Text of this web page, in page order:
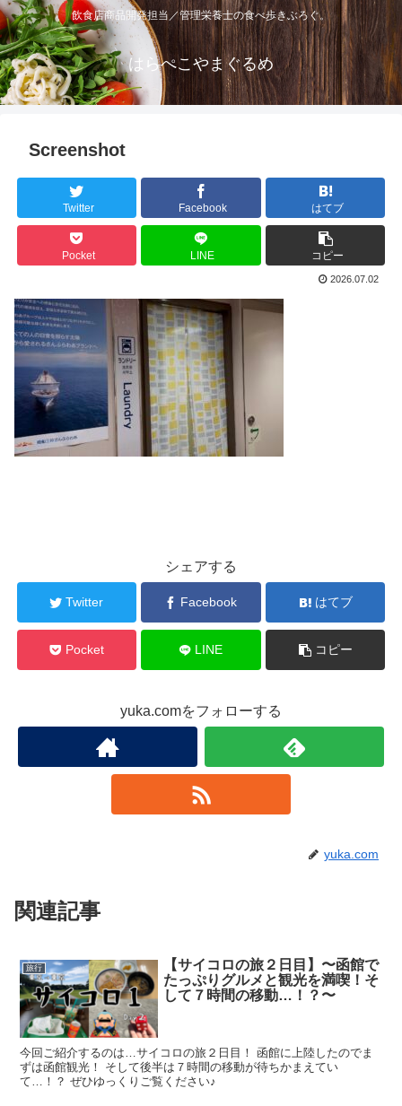
飲食店商品開発担当／管理栄養士の食べ歩きぶろぐ。
はらぺこやまぐるめ
Screenshot
Twitter Facebook はてブ
Pocket LINE コピー
2026.07.02
シェアする
Twitter Facebook はてブ
Pocket LINE コピー
yuka.comをフォローする
yuka.com
関連記事
旅行
【サイコロの旅２日目】〜函館で
たっぷりグルメと観光を満喫！そ
して７時間の移動…！？〜
今回ご紹介するのは…サイコロの旅２日目！ 函館に上陸したのでま
ずは函館観光！ そして後半は７時間の移動が待ちかまえてい
て…！？ ぜひゆっくりご覧ください♪